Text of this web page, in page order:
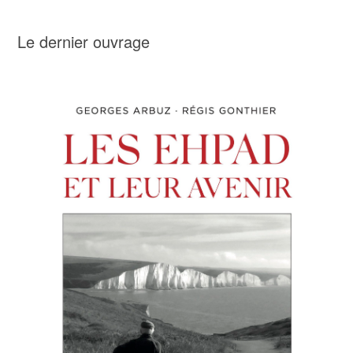
Le dernier ouvrage